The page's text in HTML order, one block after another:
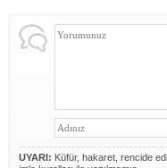
UYARI: Küfür, hakaret, rencide